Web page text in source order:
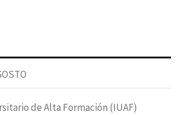
de Alta Formación (IUAF)